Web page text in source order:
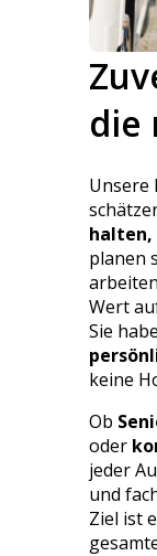
die
Unsere
halten,
planen
Wert
Sie
keine
Ob
oder
jeder
und
Ziel ist